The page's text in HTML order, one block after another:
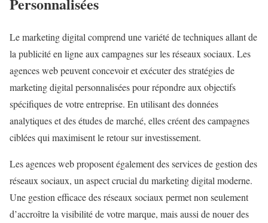
Le marketing digital comprend une variété de techniques allant de
la publicité en ligne aux campagnes sur les réseaux sociaux. Les
agences web peuvent concevoir et exécuter des stratégies de
marketing digital personnalisées pour répondre aux objectifs
spécifiques de votre entreprise. En utilisant des données
analytiques et des études de marché, elles créent des campagnes
ciblées qui maximisent le retour sur investissement.
Les agences web proposent également des services de gestion des
réseaux sociaux, un aspect crucial du marketing digital moderne.
Une gestion efficace des réseaux sociaux permet non seulement
d’accroître la visibilité de votre marque, mais aussi de nouer des